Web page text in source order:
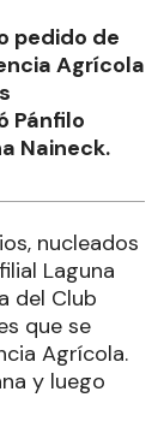
pedido de
Agrícola
Pánfilo
Naineck.
nucleados
Laguna
del Club
que se
Agrícola.
y luego